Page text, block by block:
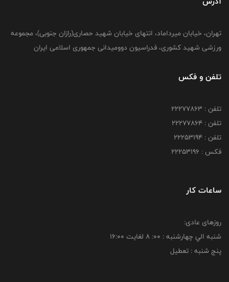
تهران، خیابان میرداماد، انتهای خیابان شهید حصاری(رازان جنوبی)، مجموعه
ورزشی شهید کشوری، فدراسیون دوومیدانی جمهوری اسلامی ایران
تلفن و فکس
تلفن : 22277863
تلفن : 22277864
تلفن : 22253194
فکس : 22253196
ساعات کار
روزهای عادی:
شنبه الي چهارشنبه : 00: 8 لغايت 16:00
پنج شنبه : تعطیل